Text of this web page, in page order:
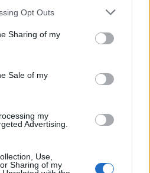
Opt Outs
Sharing of my
Sale of my
my
Advertising.
Use,
Sharing of my
a livello di branding.
ACCELERARE LA
DIGITALE DEL PAESE
clienti Fastweb Mobile su rete
di arrivo, ma un passaggio
di investire maggiormente in
L’obiettivo finale è contribuire
sempre più affidabili, performanti